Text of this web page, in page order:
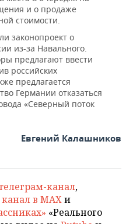
и о продаже
стоимости.
законопроект о
из-за Навального.
предлагают ввести
российских
предлагается
Германии отказаться
«Северный поток
Евгений Калашников
канал,
канал в MAXи
«Реального